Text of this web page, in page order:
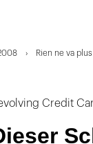
Rien ne va plus
Credit